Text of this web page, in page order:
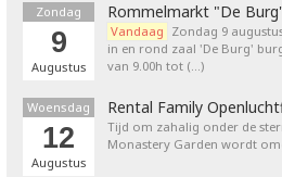
Zondag
9
Augustus
Rommelmarkt "De
Vandaag Zondag 9
in en rond zaal 'De Burg'
van 9.00h tot (…)
Woensdag
12
Augustus
Rental Family
Tijd om zahalig onder de
Monastery Garden wordt